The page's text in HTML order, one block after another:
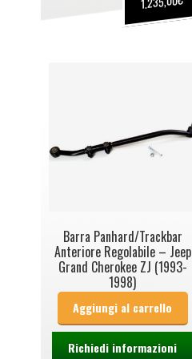
Barra Panhard/Trackbar
Anteriore Regolabile – Jeep
Grand Cherokee ZJ (1993-
1998)
Aggiungi al carrello
Richiedi informazioni